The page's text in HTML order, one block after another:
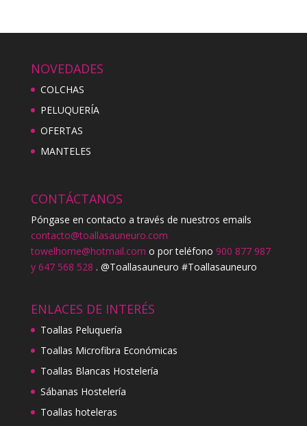
NOVEDADES
COLCHAS
PELUQUERÍA
OFERTAS
MANTELES
CONTÁCTANOS
Póngase en contacto a través de nuestros emails
contacto@toallasauneuro.com
towelhome@hotmail.com o por teléfono 900 877 987
y 647 568 528 . @Toallasauneuro #Toallasauneuro
ENLACES DE INTERÉS
Toallas Peluquería
Toallas Microfibra Económicas
Toallas Blancas Hostelería
Sábanas Hostelería
Toallas hoteleras